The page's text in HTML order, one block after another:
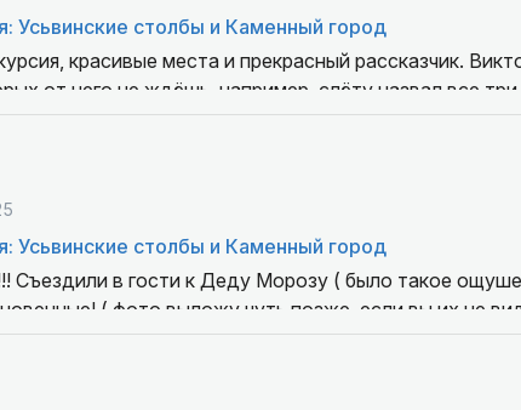
Усьвинские столбы и Каменный город
красивые места и прекрасный рассказчик.
от него не ждёшь, например, слёту назвал все три
понятно, что человек грамотный и интересующийся.
Усьвинские столбы и Каменный город
Съездили в гости к Деду Морозу ( было такое
( фото выложу чуть позже, если вы их не
ответственно подходит к экскурсии,